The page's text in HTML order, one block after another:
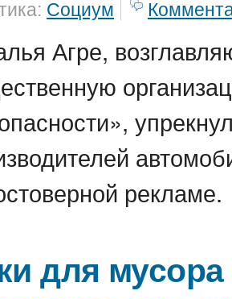
Социум
Агре,
рекламе.
для мусора